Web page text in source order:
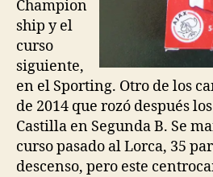
Champion
ship y el
curso
siguiente,
en el Sporting. Otro de los
de 2014 que rozó después
Castilla en Segunda B. Se
curso pasado al Lorca, 35
descenso, pero este